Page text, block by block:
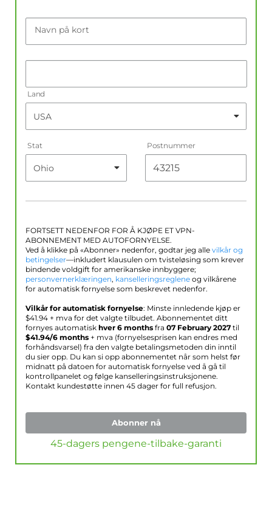
Navn på kort
Land
Stat Postnummer
FORTSETT NEDENFOR FOR Å KJØPE ET VPN-
ABONNEMENT MED AUTOFORNYELSE.
Ved å klikke på «Abonner» nedenfor, godtar jeg alle vilkår og
betingelser—inkludert klausulen om tvisteløsing som krever
bindende voldgift for amerikanske innbyggere;
personvernerklæringen, kanselleringsreglene og vilkårene
for automatisk fornyelse som beskrevet nedenfor.
Vilkår for automatisk fornyelse: Minste innledende kjøp er
$41.94 + mva for det valgte tilbudet. Abonnementet ditt
fornyes automatisk hver 6 months fra 07 February 2027 til
$41.94/6 months + mva (fornyelsesprisen kan endres med
forhåndsvarsel) fra den valgte betalingsmetoden din inntil
du sier opp. Du kan si opp abonnementet når som helst før
midnatt på datoen for automatisk fornyelse ved å gå til
kontrollpanelet og følge kanselleringsinstruksjonene.
Kontakt kundestøtte innen 45 dager for full refusjon.
Abonner nå
45-dagers pengene-tilbake-garanti